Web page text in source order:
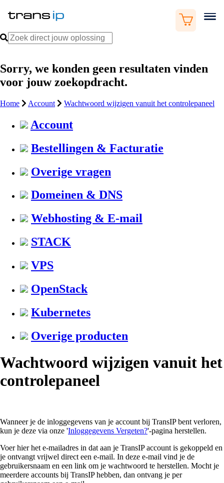
Sorry, we konden geen resultaten vinden
voor jouw zoekopdracht.
Home Account Wachtwoord wijzigen vanuit het controlepaneel
Account
Bestellingen & Facturatie
Overige vragen
Domeinen & DNS
Webhosting & E-mail
STACK
VPS
OpenStack
Kubernetes
Overige producten
Wachtwoord wijzigen vanuit het
controlepaneel
Wanneer je de inloggegevens van je account bij TransIP bent verloren,
kun je deze via onze 'Inloggegevens Vergeten?'-pagina herstellen.
Voer hier het e-mailadres in dat aan je TransIP account is gekoppeld en
je ontvangt vrijwel direct een e-mail. In deze e-mail vind je de
gebruikersnaam en een link om je wachtwoord te herstellen. Mocht je
meerdere accounts bij TransIP hebben, dan ontvang je per